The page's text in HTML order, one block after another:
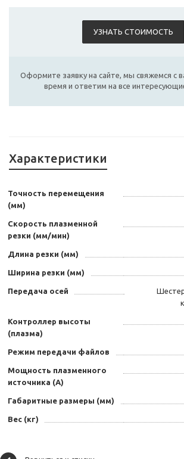
УЗНАТЬ СТОИМОСТЬ
Оформите заявку на сайте, мы свяжемся с
время и ответим на все
Характеристики
Точность перемещения
(мм)
Скорость плазменной
резки (мм/мин)
Длина резки (мм)
Ширина резки (мм)
Передача осей
Контроллер высоты
(плазма)
Режим передачи файлов
Мощность плазменного
источника (А)
Габаритные размеры (мм)
Вес (кг)